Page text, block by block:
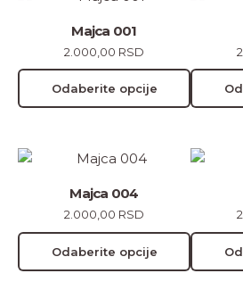
Majca 001
2.000,00 RSD
Odaberite opcije
varijanti.
Opcije
biti
izabrane
proizvoda.
varijanti.
Opcije
biti
izabrane
Majca 004
2.000,00 RSD
Odaberite opcije
Ovaj
varijanti.
Opcije
Ovaj
varijanti.
Opcije